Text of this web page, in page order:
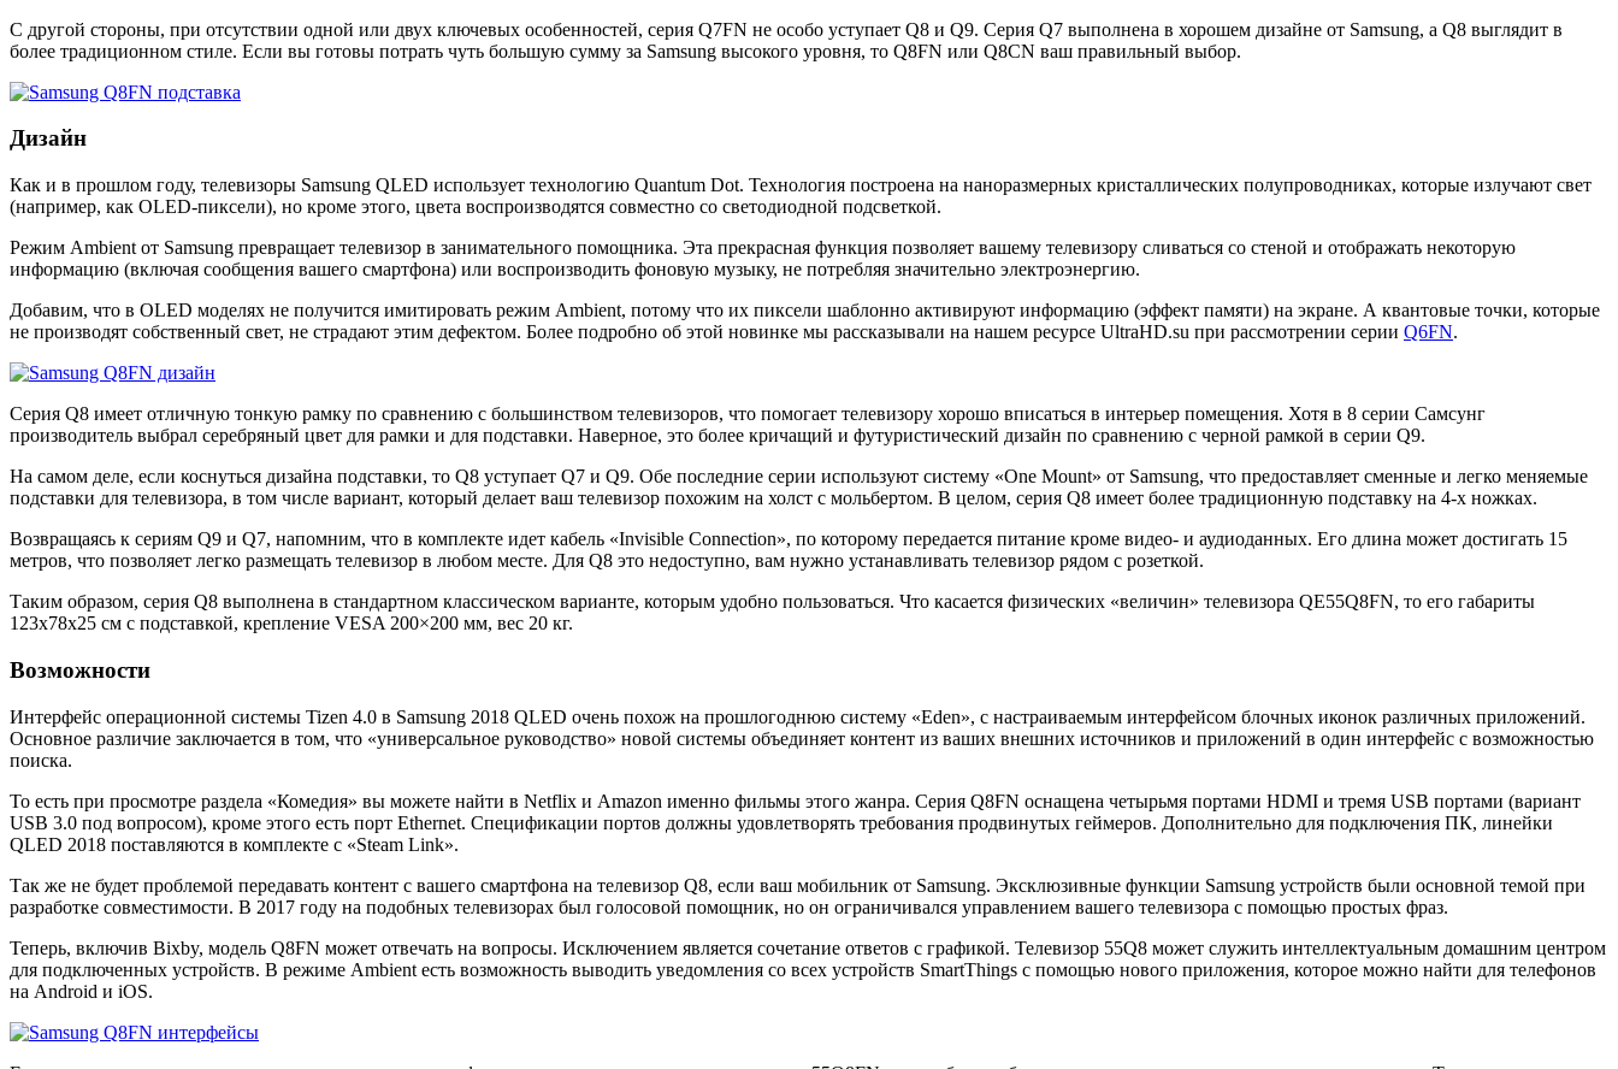
С другой стороны, при отсутствии одной или двух ключевых особенностей, серия Q7FN не особо уступает Q8 и Q9. Серия Q7 выполнена в хорошем дизайне от Samsung, а Q8 выглядит в
более традиционном стиле. Если вы готовы потрать чуть большую сумму за Samsung высокого уровня, то Q8FN или Q8CN ваш правильный выбор.
Дизайн
Как и в прошлом году, телевизоры Samsung QLED использует технологию Quantum Dot. Технология построена на наноразмерных кристаллических полупроводниках, которые излучают свет
(например, как OLED-пиксели), но кроме этого, цвета воспроизводятся совместно со светодиодной подсветкой.
Режим Ambient от Samsung превращает телевизор в занимательного помощника. Эта прекрасная функция позволяет вашему телевизору сливаться со стеной и отображать некоторую
информацию (включая сообщения вашего смартфона) или воспроизводить фоновую музыку, не потребляя значительно электроэнергию.
Добавим, что в OLED моделях не получится имитировать режим Ambient, потому что их пиксели шаблонно активируют информацию (эффект памяти) на экране. А квантовые точки, которые
не производят собственный свет, не страдают этим дефектом. Более подробно об этой новинке мы рассказывали на нашем ресурсе UltraHD.su при рассмотрении серии Q6FN.
Серия Q8 имеет отличную тонкую рамку по сравнению с большинством телевизоров, что помогает телевизору хорошо вписаться в интерьер помещения. Хотя в 8 серии Самсунг
производитель выбрал серебряный цвет для рамки и для подставки. Наверное, это более кричащий и футуристический дизайн по сравнению с черной рамкой в серии Q9.
На самом деле, если коснуться дизайна подставки, то Q8 уступает Q7 и Q9. Обе последние серии используют систему «One Mount» от Samsung, что предоставляет сменные и легко меняемые
подставки для телевизора, в том числе вариант, который делает ваш телевизор похожим на холст с мольбертом. В целом, серия Q8 имеет более традиционную подставку на 4-х ножках.
Возвращаясь к сериям Q9 и Q7, напомним, что в комплекте идет кабель «Invisible Connection», по которому передается питание кроме видео- и аудиоданных. Его длина может достигать 15
метров, что позволяет легко размещать телевизор в любом месте. Для Q8 это недоступно, вам нужно устанавливать телевизор рядом с розеткой.
Таким образом, серия Q8 выполнена в стандартном классическом варианте, которым удобно пользоваться. Что касается физических «величин» телевизора QE55Q8FN, то его габариты
123х78х25 см с подставкой, крепление VESA 200×200 мм, вес 20 кг.
Возможности
Интерфейс операционной системы Tizen 4.0 в Samsung 2018 QLED очень похож на прошлогоднюю систему «Eden», с настраиваемым интерфейсом блочных иконок различных приложений.
Основное различие заключается в том, что «универсальное руководство» новой системы объединяет контент из ваших внешних источников и приложений в один интерфейс с возможностью
поиска.
То есть при просмотре раздела «Комедия» вы можете найти в Netflix и Amazon именно фильмы этого жанра. Серия Q8FN оснащена четырьмя портами HDMI и тремя USB портами (вариант
USB 3.0 под вопросом), кроме этого есть порт Ethernet. Спецификации портов должны удовлетворять требования продвинутых геймеров. Дополнительно для подключения ПК, линейки
QLED 2018 поставляются в комплекте с «Steam Link».
Так же не будет проблемой передавать контент с вашего смартфона на телевизор Q8, если ваш мобильник от Samsung. Эксклюзивные функции Samsung устройств были основной темой при
разработке совместимости. В 2017 году на подобных телевизорах был голосовой помощник, но он ограничивался управлением вашего телевизора с помощью простых фраз.
Теперь, включив Bixby, модель Q8FN может отвечать на вопросы. Исключением является сочетание ответов с графикой. Телевизор 55Q8 может служить интеллектуальным домашним центром
для подключенных устройств. В режиме Ambient есть возможность выводить уведомления со всех устройств SmartThings с помощью нового приложения, которое можно найти для телефонов
на Android и iOS.